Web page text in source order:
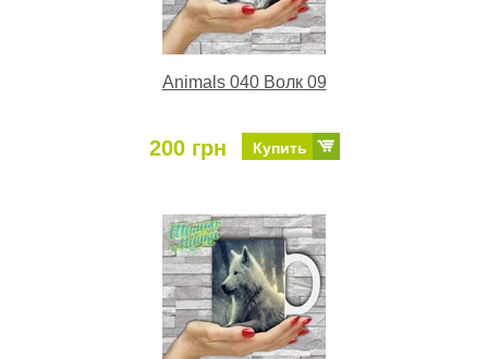
Animals 040 Волк 09
200 грн Купить